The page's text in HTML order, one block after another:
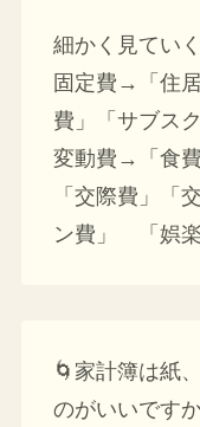
細かく見てい
固定費→「住
費」「サブス
変動費→「食費
「交際費」「
ン費」 「娯楽
🌀家計簿は紙
のがいいです